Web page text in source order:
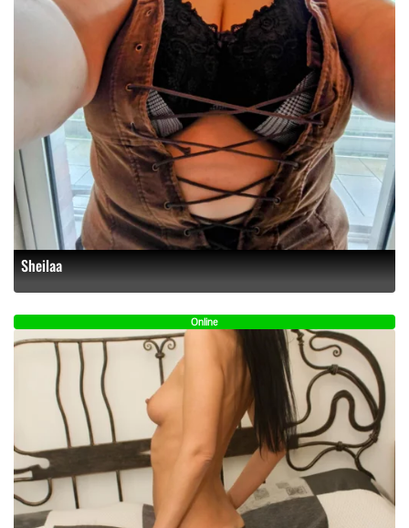
Sheilaa
Online